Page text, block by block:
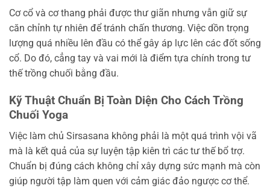
Cơ cổ và cơ thang phải được thư giãn nhưng vẫn giữ sự
căn chỉnh tự nhiên để tránh chấn thương. Việc dồn trọng
lượng quá nhiều lên đầu có thể gây áp lực lên các đốt sống
cổ. Do đó, cẳng tay và vai mới là điểm tựa chính trong tư
thế trồng chuối bằng đầu.
Kỹ Thuật Chuẩn Bị Toàn Diện Cho Cách Trồng
Chuối Yoga
Việc làm chủ Sirsasana không phải là một quá trình vội vã
mà là kết quả của sự luyện tập kiên trì các tư thế bổ trợ.
Chuẩn bị đúng cách không chỉ xây dựng sức mạnh mà còn
giúp người tập làm quen với cảm giác đảo ngược cơ thể.